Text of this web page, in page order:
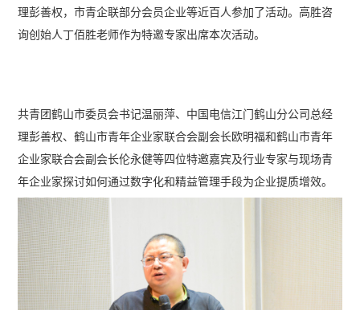
理彭善权，市青企联部分会员企业等近百人参加了活动。高胜咨
询创始人丁佰胜老师作为特邀专家出席本次活动。
共青团鹤山市委员会书记温丽萍、中国电信江门鹤山分公司总经
理彭善权、鹤山市青年企业家联合会副会长欧明福和鹤山市青年
企业家联合会副会长伦永健等四位特邀嘉宾及行业专家与现场青
年企业家探讨如何通过数字化和精益管理手段为企业提质增效。